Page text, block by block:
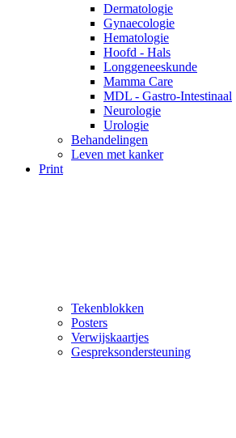
Dermatologie
Gynaecologie
Hematologie
Hoofd - Hals
Longgeneeskunde
Mamma Care
MDL - Gastro-Intestinaal
Neurologie
Urologie
Behandelingen
Leven met kanker
Print
Tekenblokken
Posters
Verwijskaartjes
Gespreksondersteuning